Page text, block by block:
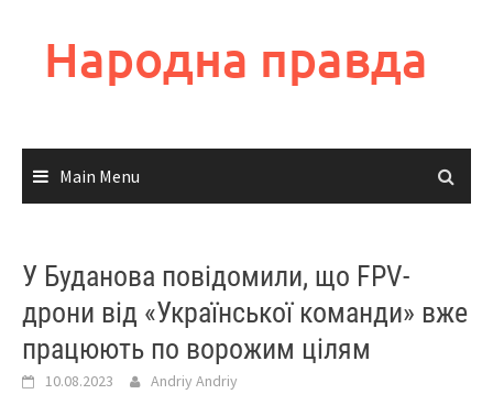
contentНародна правда
Main Menu
У Буданова повідомили, що FPV-
дрони від «Української команди» вже
працюють по ворожим цілям
10.08.2023 Andriy Andriy